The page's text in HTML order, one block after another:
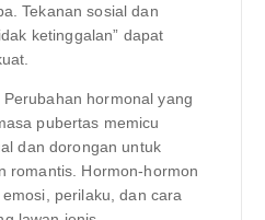
Tekanan sosial dan
ketinggalan” dapat
Perubahan hormonal yang
pubertas memicu
dan dorongan untuk
romantis. Hormon-hormon
perilaku, dan cara